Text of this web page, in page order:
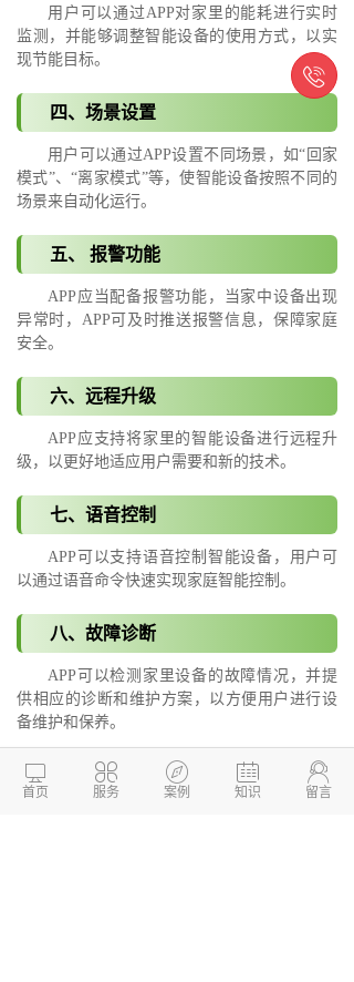
用户可以通过APP对家里的能耗进行实时
监测，并能够调整智能设备的使用方式，以实
现节能目标。
四、场景设置
用户可以通过APP设置不同场景，如“回家
模式”、“离家模式”等，使智能设备按照不同的
场景来自动化运行。
五、 报警功能
APP应当配备报警功能，当家中设备出现
异常时，APP可及时推送报警信息，保障家庭
安全。
六、远程升级
APP应支持将家里的智能设备进行远程升
级，以更好地适应用户需要和新的技术。
七、语音控制
APP可以支持语音控制智能设备，用户可
以通过语音命令快速实现家庭智能控制。
八、故障诊断
APP可以检测家里设备的故障情况，并提
供相应的诊断和维护方案，以方便用户进行设
备维护和保养。
总之，开发使用全屋智能APP，可以使我
们的生活更加方便快捷，使生活更加有趣味
性。

首页

服务

案例

知识

留言
